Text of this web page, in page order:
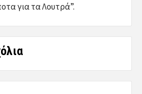
για τα Λουτρά”.